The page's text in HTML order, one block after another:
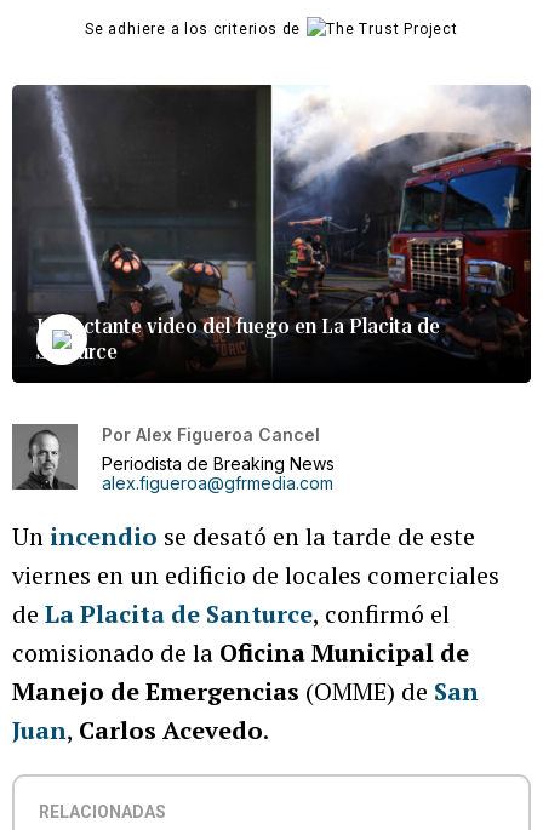
Se adhiere a los criterios de
Impactante video del fuego en La Placita de
Santurce
Por Alex Figueroa Cancel
Periodista de Breaking News
alex.figueroa@gfrmedia.com
Un incendio se desató en la tarde de este
viernes en un edificio de locales comerciales
de La Placita de Santurce, confirmó el
comisionado de la Oficina Municipal de
Manejo de Emergencias (OMME) de San
Juan, Carlos Acevedo.
RELACIONADAS